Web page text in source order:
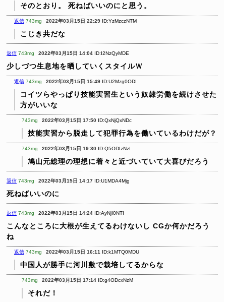
そのとおり。 死ねばいいのにと思う。
返信 743mg 2022年03月15日 22:29 ID:YzMzczNTM
こじき共だな
返信 743mg 2022年03月15日 14:04 ID:I2NzQyMDE
少しづつ生息地を晒していくスタイルＷ
返信 743mg 2022年03月15日 15:49 ID:U2Mzg0ODI
コイツらやっぱり技能実習生という奴隷労働を続けさせた
方がいいな
743mg 2022年03月15日 17:50 ID:QxNjQxNDc
技能実習から脱走して犯罪行為を働いているわけだが？
743mg 2022年03月15日 19:30 ID:Q5ODIzNzI
鳩山元総理の理想に着々と近づいていて大喜びだろう
返信 743mg 2022年03月15日 14:17 ID:U1MDA4Mjg
死ねばいいのに
返信 743mg 2022年03月15日 14:24 ID:AyNjI0NTI
こんなところに大根が生えてるわけないし CGか何かだろう
ね
返信 743mg 2022年03月15日 16:11 ID:k1MTQ0MDU
中国人が勝手に河川敷で栽培してるからな
743mg 2022年03月15日 17:14 ID:g4ODcxNzM
それだ！